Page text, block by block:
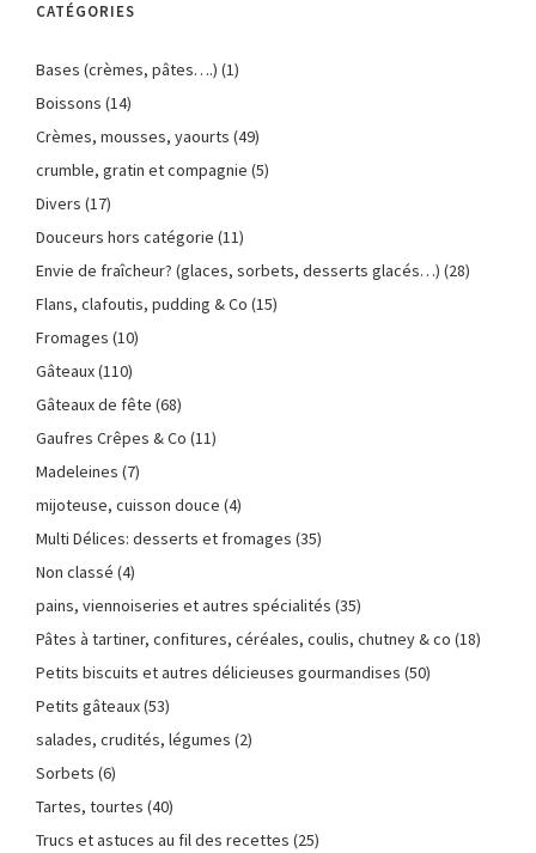
CATÉGORIES
Bases (crèmes, pâtes….) (1)
Boissons (14)
Crèmes, mousses, yaourts (49)
crumble, gratin et compagnie (5)
Divers (17)
Douceurs hors catégorie (11)
Envie de fraîcheur? (glaces, sorbets, desserts glacés…) (28)
Flans, clafoutis, pudding & Co (15)
Fromages (10)
Gâteaux(110)
Gâteaux de fête (68)
Gaufres Crêpes & Co (11)
Madeleines (7)
mijoteuse, cuisson douce (4)
Multi Délices: desserts et fromages (35)
Non classé (4)
pains, viennoiseries et autres spécialités (35)
Pâtes à tartiner, confitures, céréales, coulis, chutney & co (18)
Petits biscuits et autres délicieuses gourmandises (50)
Petits gâteaux(53)
salades, crudités, légumes (2)
Sorbets (6)
Tartes, tourtes (40)
Trucs et astuces au fil des recettes (25)